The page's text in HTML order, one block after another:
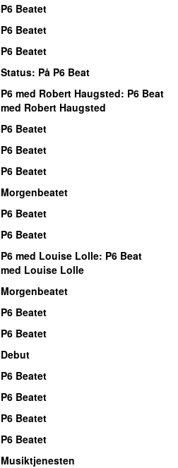
P6 Beatet
P6 Beatet
P6 Beatet
Status: På P6 Beat
P6 med Robert Haugsted: P6 Beat
med Robert Haugsted
P6 Beatet
P6 Beatet
P6 Beatet
Morgenbeatet
P6 Beatet
P6 Beatet
P6 med Louise Lolle: P6 Beat
med Louise Lolle
Morgenbeatet
P6 Beatet
P6 Beatet
Debut
P6 Beatet
P6 Beatet
P6 Beatet
P6 Beatet
Musiktjenesten